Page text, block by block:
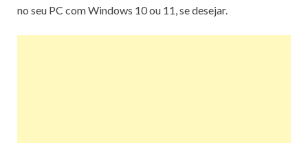
no seu PC com Windows 10 ou 11, se desejar.